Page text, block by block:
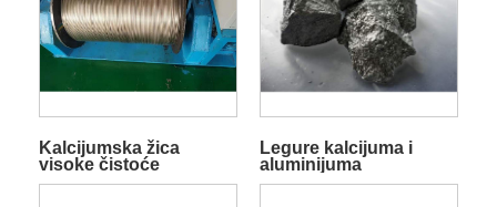
Kalcijumska žica
visoke čistoće
Legure kalcijuma i
aluminijuma